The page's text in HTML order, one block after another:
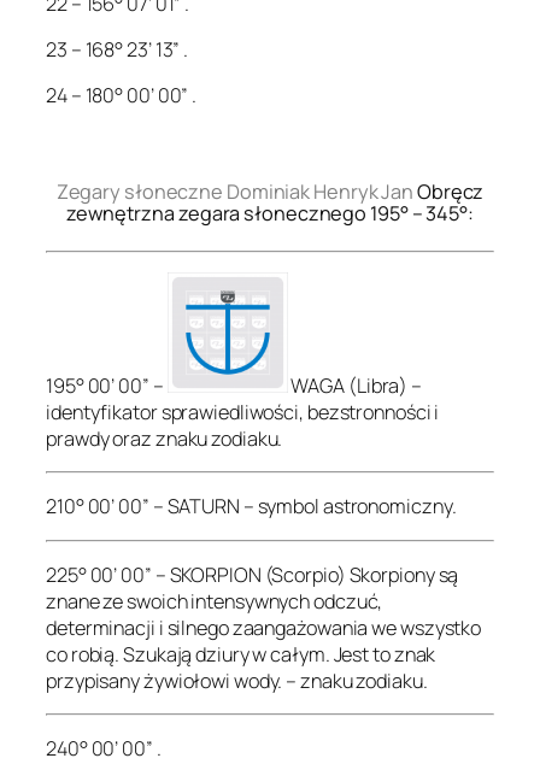
23 – 168° 23’ 13” .
24 – 180° 00’ 00” .
Zegary słoneczne Dominiak Henryk JanObręcz
zewnętrzna zegara słonecznego 195° – 345°:
195° 00’ 00” –
WAGA (Libra) –
identyfikator sprawiedliwości, bezstronności i
prawdy oraz znaku zodiaku.
210° 00’ 00” – SATURN – symbol astronomiczny.
225° 00’ 00” – SKORPION (Scorpio) Skorpiony są
znane ze swoich intensywnych odczuć,
determinacji i silnego zaangażowania we wszystko
co robią. Szukają dziury w całym. Jest to znak
przypisany żywiołowi wody. – znaku zodiaku.
240° 00’ 00” .